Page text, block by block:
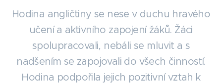
Hodina angličtiny se nese v duchu hravého
učení a aktivního zapojení žáků. Žáci
spolupracovali, nebáli se mluvit a s
nadšením se zapojovali do všech činností.
Hodina podpořila jejich pozitivní vztah k